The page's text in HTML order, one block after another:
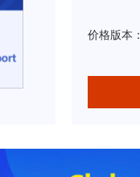
价格版本：